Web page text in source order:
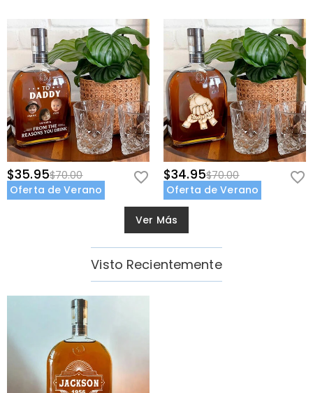
$35.95$70.00
Oferta de Verano
$34.95$70.00
Oferta de Verano
Ver Más
Visto Recientemente